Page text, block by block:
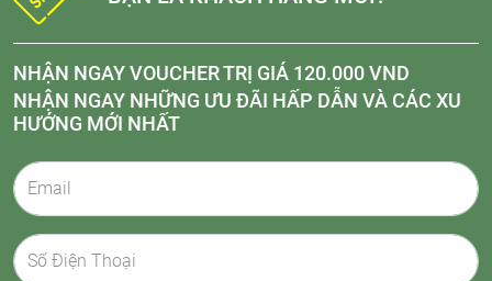
NHẬN NGAY VOUCHER TRỊ GIÁ 120.000 VND
NHẬN NGAY NHỮNG ƯU ĐÃI HẤP DẪN VÀ CÁC XU
HƯỚNG MỚI NHẤT